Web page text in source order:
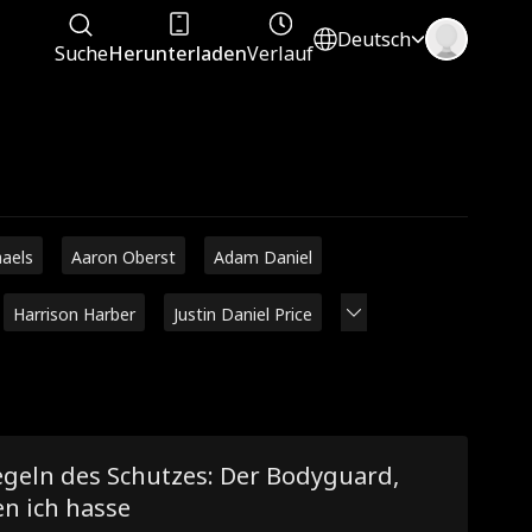
SucheHerunterladenVerlauf
Deutsch
Aaron Oberst Adam Daniel
Harrison Harber Justin Daniel Price
des Schutzes: Der Bodyguard,
ich hasse